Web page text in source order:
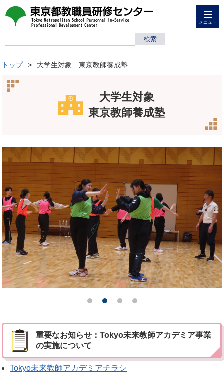
メニュー
トップ 大学生対象 東京教師養成塾
大学生対象
東京教師養成塾
重要なお知らせ：Tokyo未来教師アカデミア事業
の実施について
Tokyo未来教師アカデミアチラシ